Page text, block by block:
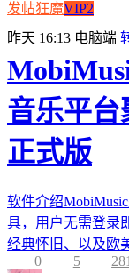
发帖狂魔VIP2
昨天 16:13 电脑端
音乐平台
正式版
软件介绍
具，用户无需登录
经典怀旧、以及欧
0
5 281